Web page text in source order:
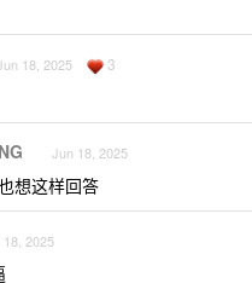
18, 2025 3
Jun 18, 2025
想这样回答
2025